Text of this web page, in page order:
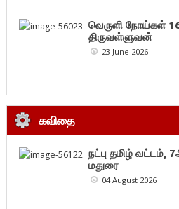
வெருளி நோய்கள்
திருவள்ளுவன்
23 June 2026
கவிதை
நட்பு தமிழ் வட்டம்,
மதுரை
04 August 2026